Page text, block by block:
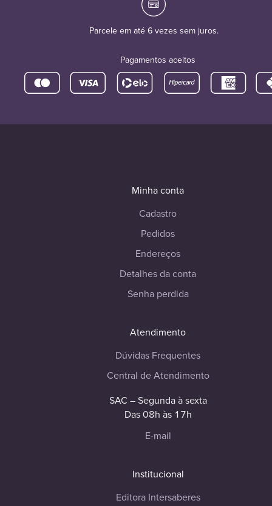
Parcele em até 6 vezes sem juros.
Pagamentos aceitos
Minha conta
Cadastro
Pedidos
Endereços
Detalhes da conta
Senha perdida
Atendimento
Dúvidas Frequentes
Central de Atendimento
SAC – Segunda à sexta
Das 08h às 17h
E-mail
Institucional
Editora Intersaberes